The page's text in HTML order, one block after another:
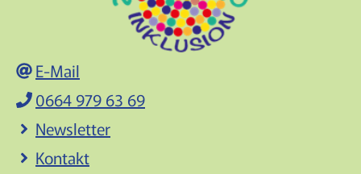
E-Mail
0664 979 63 69
Newsletter
Kontakt